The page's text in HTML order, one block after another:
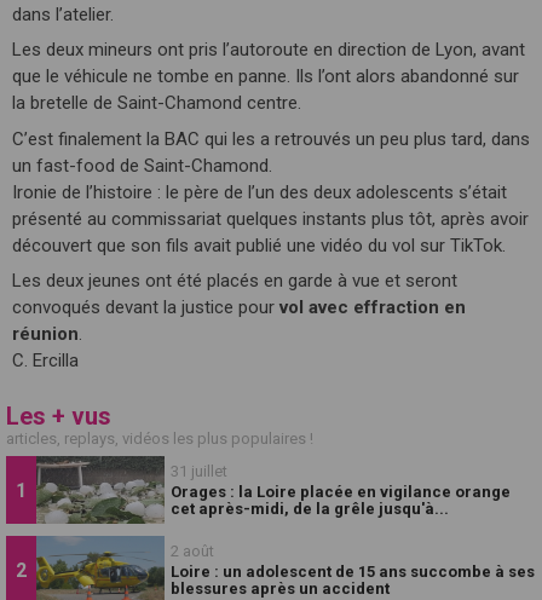
dans l’atelier.
Les deux mineurs ont pris l’autoroute en direction de Lyon, avant
que le véhicule ne tombe en panne. Ils l’ont alors abandonné sur
la bretelle de Saint-Chamond centre.
C’est finalement la BAC qui les a retrouvés un peu plus tard, dans
un fast-food de Saint-Chamond.
Ironie de l’histoire : le père de l’un des deux adolescents s’était
présenté au commissariat quelques instants plus tôt, après avoir
découvert que son fils avait publié une vidéo du vol sur TikTok.
Les deux jeunes ont été placés en garde à vue et seront
convoqués devant la justice pour vol avec effraction en
réunion.
C. Ercilla
Les + vus
articles, replays, vidéos les plus populaires !
31 juillet
Orages : la Loire placée en vigilance orange
cet après-midi, de la grêle jusqu'à...
2 août
Loire : un adolescent de 15 ans succombe à ses
blessures après un accident